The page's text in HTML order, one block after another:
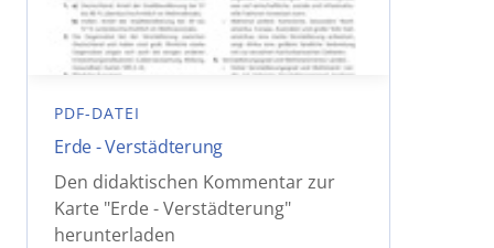
PDF-DATEI
Erde - Verstädterung
Den didaktischen Kommentar zur
Karte "Erde - Verstädterung"
herunterladen